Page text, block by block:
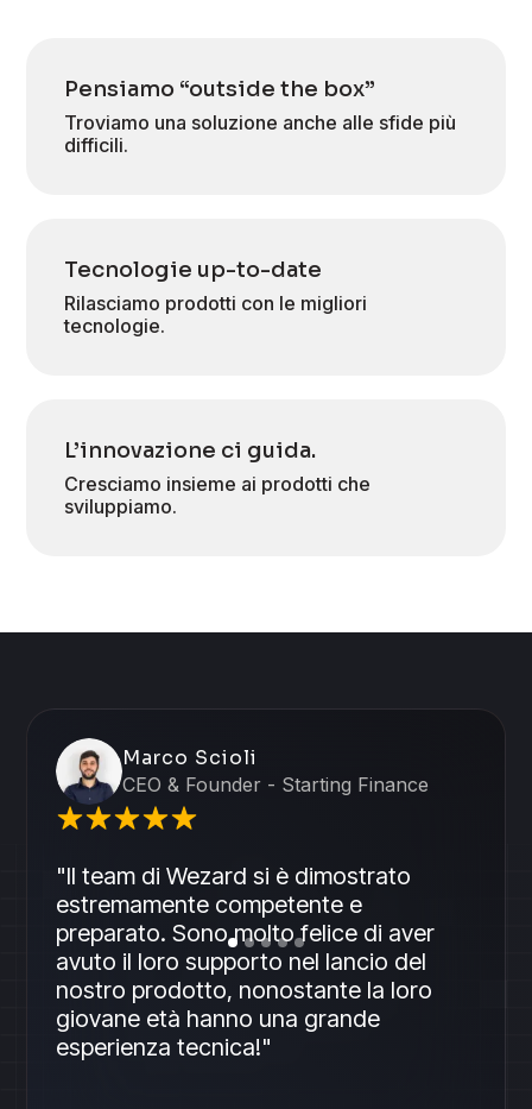
Pensiamo “outside the box”
Troviamo una soluzione anche alle sfide più
difficili.
Tecnologie up-to-date
Rilasciamo prodotti con le migliori
tecnologie.
L’innovazione ci guida.
Cresciamo insieme ai prodotti che
sviluppiamo.
Marco Scioli
CEO & Founder - Starting Finance
"Il team di Wezard si è dimostrato
estremamente competente e
preparato. Sono molto felice di aver
avuto il loro supporto nel lancio del
nostro prodotto, nonostante la loro
giovane età hanno una grande
esperienza tecnica!"